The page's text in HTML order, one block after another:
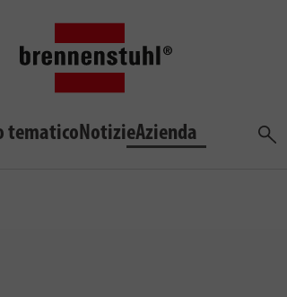
tematicoNotizieAzienda
Cerca